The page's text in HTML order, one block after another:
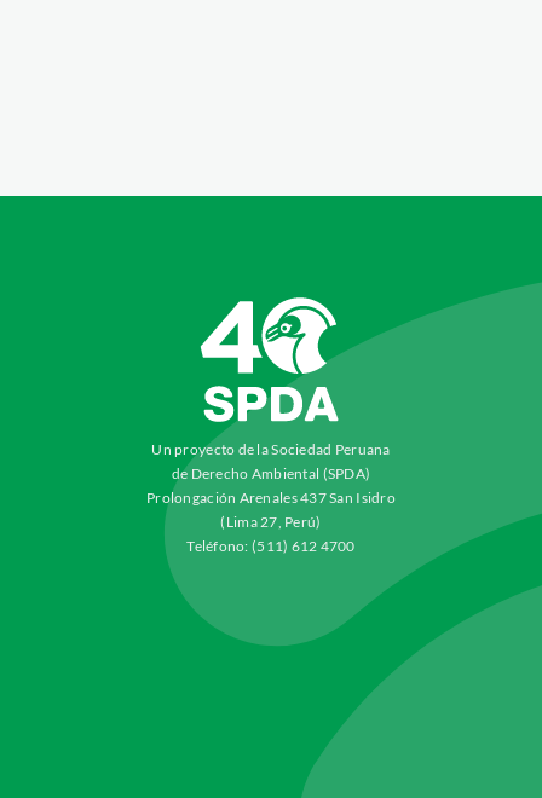
Un proyecto de la Sociedad Peruana
de Derecho Ambiental (SPDA)
Prolongación Arenales 437 San Isidro
(Lima 27, Perú)
Teléfono: (511) 612 4700